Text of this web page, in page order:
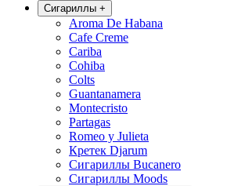
Сигариллы +
Aroma De Habana
Cafe Creme
Cariba
Cohiba
Colts
Guantanamera
Montecristo
Partagas
Romeo y Julieta
Кретек Djarum
Сигариллы Bucanero
Сигариллы Moods